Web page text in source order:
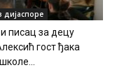
дијаспоре
писац за децу
гост ђака